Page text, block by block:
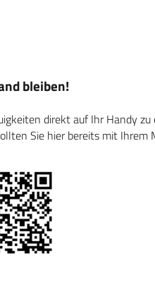
bleiben!
direkt auf Ihr Handy
Sie hier bereits mit Ihrem